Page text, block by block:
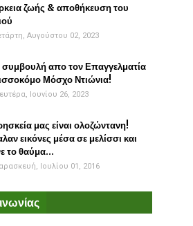
ζωής & αποθήκευση του
Αυγούστου 02, 2023
συμβουλή απο τον Επαγγελματία
Μόσχο Ντιώνια!
Ιουνίου 26, 2023
μας είναι ολοζώντανη!
εικόνες μέσα σε μελίσσι και
το θαύμα...
Ιουλίου 01, 2016